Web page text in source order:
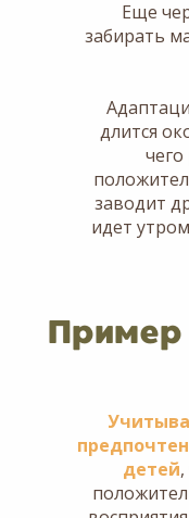
Еще
забирать
длится
заводит
идет
Пример
детей